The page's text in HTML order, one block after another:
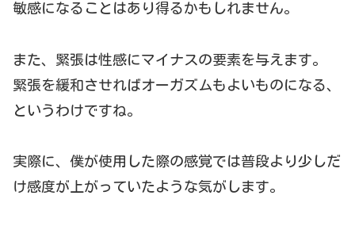
敏感になることはあり得るかもしれません。
また、緊張は性感にマイナスの要素を与えます。
緊張を緩和させればオーガズムもよいものになる、
というわけですね。
実際に、僕が使用した際の感覚では普段より少しだ
け感度が上がっていたような気がします。